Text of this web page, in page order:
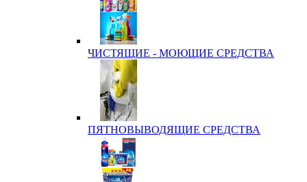
ЧИСТЯЩИЕ - МОЮЩИЕ СРЕДСТВА
ПЯТНОВЫВОДЯЩИЕ СРЕДСТВА